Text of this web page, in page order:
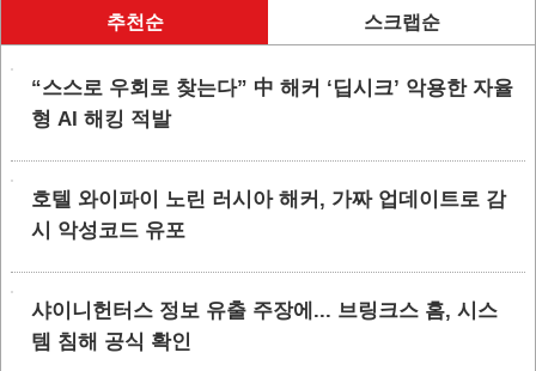
추천순 스크랩순
“스스로 우회로 찾는다” 中 해커 ‘딥시크’ 악용한 자율
형 AI 해킹 적발
호텔 와이파이 노린 러시아 해커, 가짜 업데이트로 감
시 악성코드 유포
샤이니헌터스 정보 유출 주장에... 브링크스 홈, 시스
템 침해 공식 확인